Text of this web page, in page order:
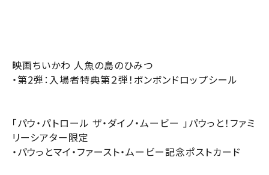
映画ちいかわ 人魚の島のひみつ
・第2弾：入場者特典第２弾！ボンボンドロップシール
「パウ・パトロール ザ・ダイノ・ムービー 」パウっと！ファミ
リーシアター限定
・パウっとマイ・ファースト・ムービー記念ポストカード